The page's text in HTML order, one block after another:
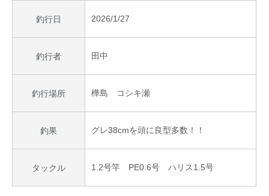
釣行日 2026/1/27
釣行者 田中
釣行場所 樺島 コシキ瀬
釣果 グレ38cmを頭に良型多数！！
タックル 1.2号竿 PE0.6号 ハリス1.5号